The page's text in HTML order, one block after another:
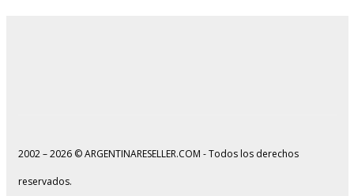
2002 – 2026 © ARGENTINARESELLER.COM - Todos los derechos
reservados.